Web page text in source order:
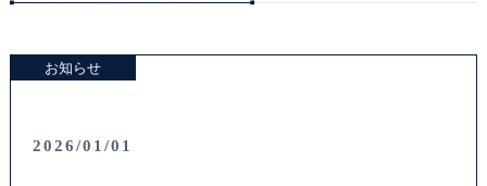
お客様の声
採用情報
お知らせ
2026/01/01